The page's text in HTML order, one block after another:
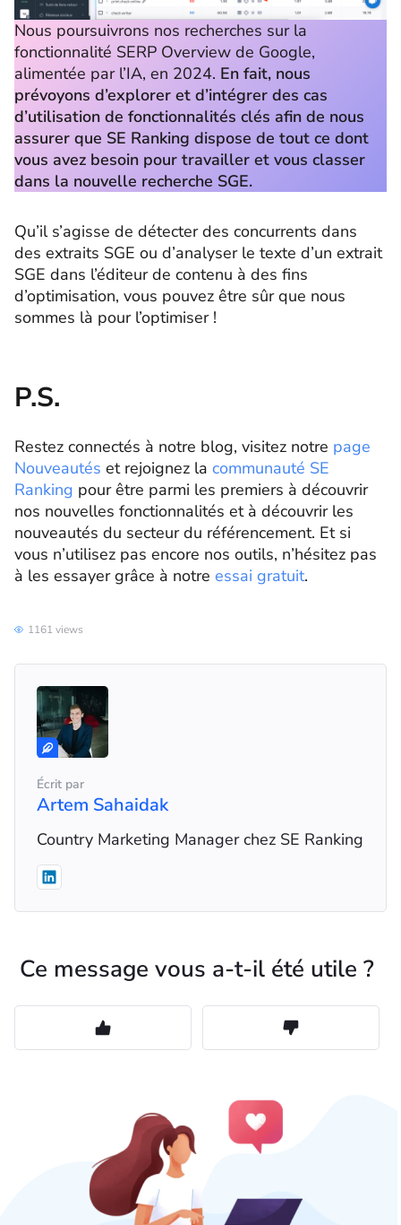
Nous poursuivrons nos recherches sur la
fonctionnalité SERP Overview de Google,
alimentée par l’IA, en 2024. En fait, nous
prévoyons d’explorer et d’intégrer des cas
d’utilisation de fonctionnalités clés afin de nous
assurer que SE Ranking dispose de tout ce dont
vous avez besoin pour travailler et vous classer
dans la nouvelle recherche SGE.
Qu’il s’agisse de détecter des concurrents dans
des extraits SGE ou d’analyser le texte d’un extrait
SGE dans l’éditeur de contenu à des fins
d’optimisation, vous pouvez être sûr que nous
sommes là pour l’optimiser !
P.S.
Restez connectés à notre blog, visitez notre page
Nouveautés et rejoignez la communauté SE
Ranking pour être parmi les premiers à découvrir
nos nouvelles fonctionnalités et à découvrir les
nouveautés du secteur du référencement. Et si
vous n’utilisez pas encore nos outils, n’hésitez pas
à les essayer grâce à notre essai gratuit.
1161 views
Écrit par
Artem Sahaidak
Country Marketing Manager chez SE Ranking
Ce message vous a-t-il été utile ?